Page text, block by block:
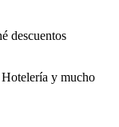
descuentos
y mucho